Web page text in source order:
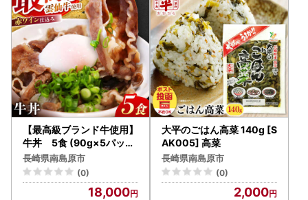
【最高級ブランド牛使用】
牛丼 5食 (90g×5パック
) 赤ワイン仕込み 冷凍 レ
トルト 惣菜 肉 牛肉 小分け
/ 南島原市 / 道の駅ひまわ
長崎県南島原市
(0)
18,000
大平のごはん高菜 140g [S
AK005] 高菜
長崎県南島原市
(0)
2,000